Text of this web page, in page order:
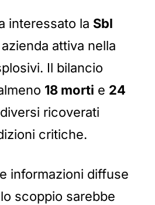
interessato la Sbl
azienda attiva nella
Il bilancio
18 morti e 24
ricoverati
critiche.
informazioni diffuse
scoppio sarebbe